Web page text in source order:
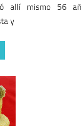
allí mismo 56
y